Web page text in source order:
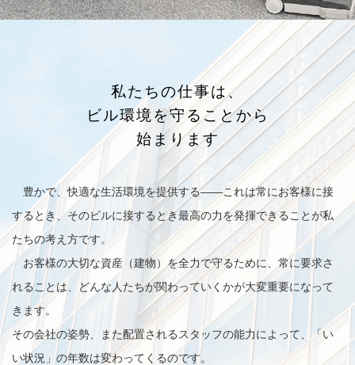
私たちの仕事は、
ビル環境を守ることから
始まります
豊かで、快適な生活環境を提供する——これは常にお客様に接
するとき、そのビルに接するとき最高の力を発揮できることが私
たちの考え方です。
お客様の大切な資産（建物）を全力で守るために、常に要求さ
れることは、どんな人たちが関わっていくかが大変重要になって
きます。
その会社の姿勢、また配置されるスタッフの能力によって、「い
い状況」の年数は変わってくるのです。